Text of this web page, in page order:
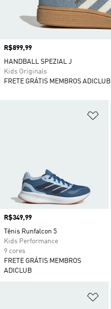
Preço
R$349,99
Tênis Runfalcon 5
Kids Performance
9 cores
FRETE GRÁTIS MEMBROS
ADICLUB
Preço
R$899,99
HANDBALL SPEZIAL J
Kids Originals
FRETE GRÁTIS MEMBROS ADICLUB